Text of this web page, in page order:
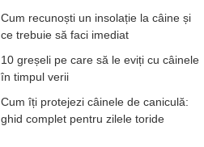
Cum recunoști un insolație la câine și
ce trebuie să faci imediat
10 greșeli pe care să le eviți cu câinele
în timpul verii
Cum îți protejezi câinele de caniculă:
ghid complet pentru zilele toride